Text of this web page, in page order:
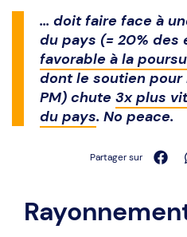
... doit faire face à
du pays (= 20% des
favorable à la
dont le soutien
PM) chute 3x plus
du pays. No peace.
Partager sur